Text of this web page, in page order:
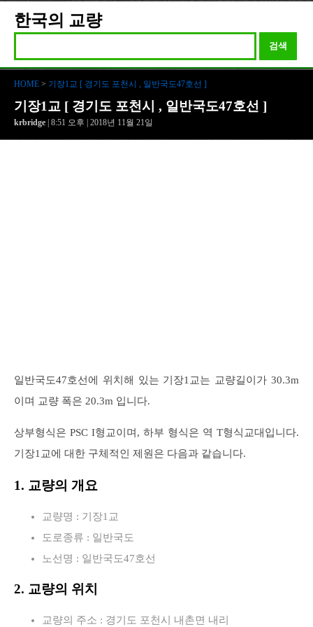
한국의 교량
검색
HOME > 기장1교 [ 경기도 포천시 , 일반국도47호선 ]
기장1교 [ 경기도 포천시 , 일반국도47호선 ]
krbridge | 8:51 오후 | 2018년 11월 21일
일반국도47호선에 위치해 있는 기장1교는 교량길이가 30.3m
이며 교량 폭은 20.3m 입니다.
상부형식은 PSC I형교이며, 하부 형식은 역 T형식교대입니다.
기장1교에 대한 구체적인 제원은 다음과 같습니다.
1. 교량의 개요
교량명 : 기장1교
도로종류 : 일반국도
노선명 : 일반국도47호선
2. 교량의 위치
교량의 주소 : 경기도 포천시 내촌면 내리